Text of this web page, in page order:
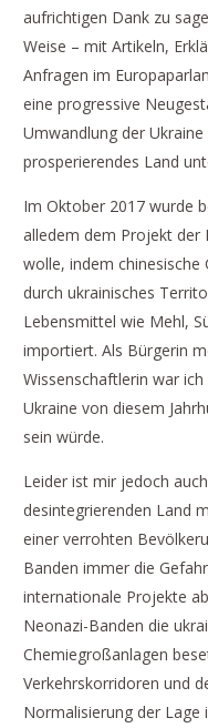
aufrichtigen Dank zu
Weise – mit Artikeln,
Anfragen im
eine progressive
Umwandlung der
prosperierendes Land
Im Oktober 2017 wurde
alledem dem Projekt der
wolle, indem chinesische
durch ukrainisches
Lebensmittel wie Mehl,
importiert. Als Bürgerin
Wissenschaftlerin war
Ukraine von diesem
sein würde.
Leider ist mir jedoch
desintegrierenden Land
einer verrohten
Banden immer die
internationale Projekte
Neonazi-Banden die
Chemiegroßanlagen
Verkehrskorridoren und
Normalisierung der Lage